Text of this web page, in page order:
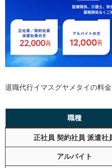
退職代行イマスグヤメタイの料
職種
正社員 契約社員 派遣社
アルバイト